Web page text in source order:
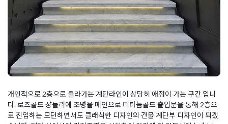
개인적으로 2층으로 올라가는 계단라인이 상당히 애정이 가는 구간 입니
다. 로즈골드 샹들리에 조명을 메인으로 티타늄골드 출입문을 통해 2층으
로 진입하는 모던하면서도 클래식한 디자인의 건물 계단부 디자인이 되겠